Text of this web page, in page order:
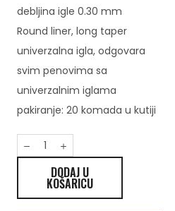
debljina igle 0.30 mm
Round liner, long taper
univerzalna igla, odgovara
svim penovima sa
univerzalnim iglama
pakiranje: 20 komada u kutiji
DODAJ U
KOŠARICU